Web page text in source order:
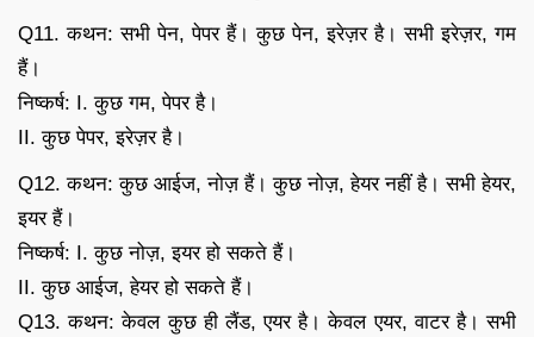
Q11. कथन: सभी पेन, पेपर हैं। कुछ पेन, इरेज़र है। सभी इरेज़र, गम
हैं।
निष्कर्ष: I. कुछ गम, पेपर है।
II. कुछ पेपर, इरेज़र है।
Q12. कथन: कुछ आईज, नोज़ हैं। कुछ नोज़, हेयर नहीं है। सभी हेयर,
इयर हैं।
निष्कर्ष: I. कुछ नोज़, इयर हो सकते हैं।
II. कुछ आईज, हेयर हो सकते हैं।
Q13. कथन: केवल कुछ ही लैंड, एयर है। केवल एयर, वाटर है। सभी